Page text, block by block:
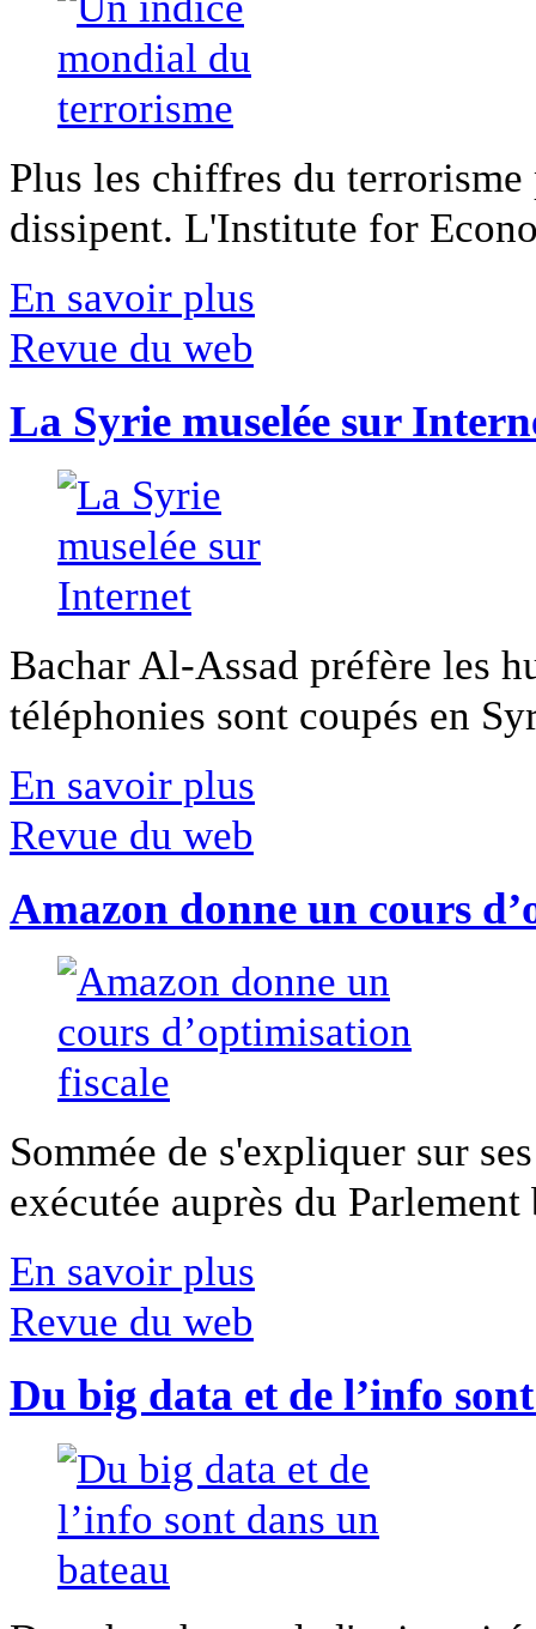
Plus les chiffres du
dissipent. L'Institute for
En savoir plus
Revue du web
La Syrie muselée sur
Bachar Al-Assad préfère les
téléphonies sont coupés en
En savoir plus
Revue du web
Amazon donne un cours
Sommée de s'expliquer sur
exécutée auprès du
En savoir plus
Revue du web
Du big data et de l’info